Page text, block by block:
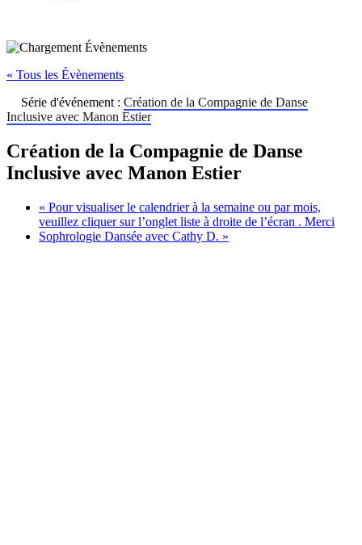
« Tous les Évènements
Série d'événement : Création de la Compagnie de Danse
Inclusive avec Manon Estier
Création de la Compagnie de Danse
Inclusive avec Manon Estier
« Pour visualiser le calendrier à la semaine ou par mois,
veuillez cliquer sur l’onglet liste à droite de l’écran . Merci
Sophrologie Dansée avec Cathy D. »